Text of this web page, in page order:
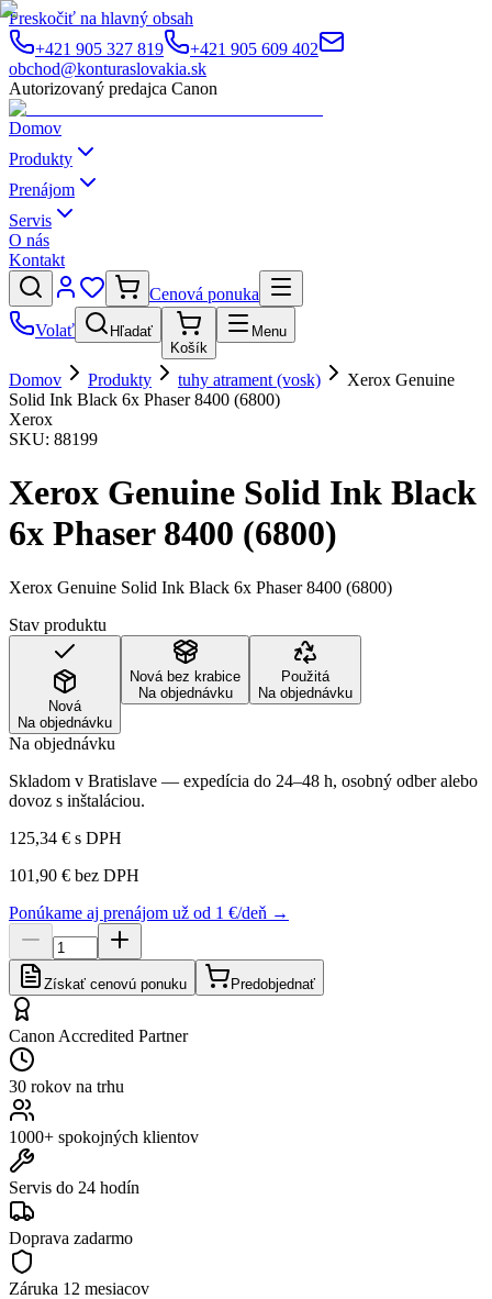
Preskočiť na hlavný obsah
+421 905 327 819
+421 905 609 402
obchod@konturaslovakia.sk
Autorizovaný predajca Canon
Domov
Produkty
Prenájom
Servis
O nás
Kontakt
Cenová ponuka
Volať
Hľadať
Košík
Menu
Domov Produkty tuhy atrament (vosk)
Xerox Genuine
Solid Ink Black 6x Phaser 8400 (6800)
Xerox
SKU: 88199
Xerox Genuine Solid Ink Black
6x Phaser 8400 (6800)
Xerox Genuine Solid Ink Black 6x Phaser 8400 (6800)
Stav produktu
Nová
Na objednávku
Nová bez krabice
Na objednávku
Použitá
Na objednávku
Na objednávku
Skladom v Bratislave — expedícia do 24–48 h, osobný odber alebo
dovoz s inštaláciou.
125,34 € s DPH
101,90 € bez DPH
Ponúkame aj prenájom už od 1 €/deň →
Získať cenovú ponuku Predobjednať
Canon Accredited Partner
30 rokov na trhu
1000+ spokojných klientov
Servis do 24 hodín
Doprava zadarmo
Záruka 12 mesiacov